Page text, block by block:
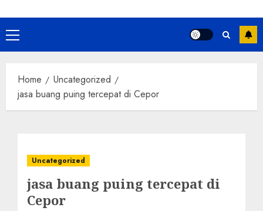
Primary
Menu
Home
Uncategorized
jasa buang puing tercepat di Cepor
Uncategorized
jasa buang puing tercepat di
Cepor